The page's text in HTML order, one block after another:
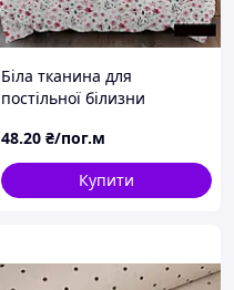
Біла тканина для
постільної білизни
тиснення квіти
синтетична TIS-DES-22 у
рулоні 100 м
48.20 ₴/пог.м
Купити